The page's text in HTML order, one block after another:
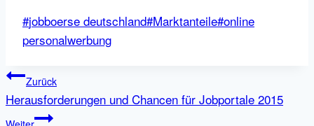
Schlagworte:
#jobboerse deutschland#Marktanteile#online
personalwerbung
Beitragsnavigation
Zurück
Herausforderungen und Chancen für Jobportale 2015